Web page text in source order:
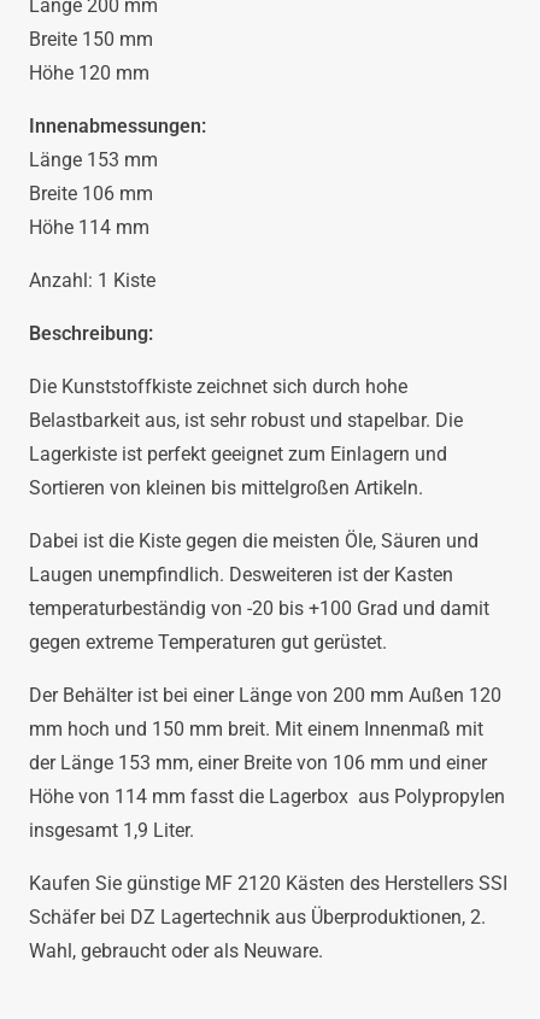
Länge 200 mm
Breite 150 mm
Höhe 120 mm
Innenabmessungen:
Länge 153 mm
Breite 106 mm
Höhe 114 mm
Anzahl: 1 Kiste
Beschreibung:
Die Kunststoffkiste zeichnet sich durch hohe
Belastbarkeit aus, ist sehr robust und stapelbar. Die
Lagerkiste ist perfekt geeignet zum Einlagern und
Sortieren von kleinen bis mittelgroßen Artikeln.
Dabei ist die Kiste gegen die meisten Öle, Säuren und
Laugen unempfindlich. Desweiteren ist der Kasten
temperaturbeständig von -20 bis +100 Grad und damit
gegen extreme Temperaturen gut gerüstet.
Der Behälter ist bei einer Länge von 200 mm Außen 120
mm hoch und 150 mm breit. Mit einem Innenmaß mit
der Länge 153 mm, einer Breite von 106 mm und einer
Höhe von 114 mm fasst die Lagerbox aus Polypropylen
insgesamt 1,9 Liter.
Kaufen Sie günstige MF 2120 Kästen des Herstellers SSI
Schäfer bei DZ Lagertechnik aus Überproduktionen, 2.
Wahl, gebraucht oder als Neuware.